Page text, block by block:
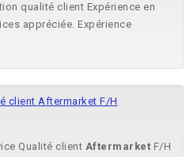
qualité client Expérience en
appréciée. Expérience
client Aftermarket F/H
Qualité client Aftermarket F/H